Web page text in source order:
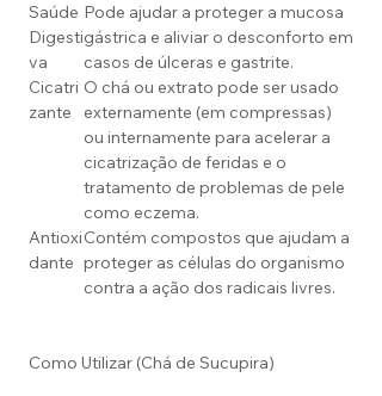
Saúde
Digesti
va
Pode ajudar a proteger a mucosa
gástrica e aliviar o desconforto em
casos de úlceras e gastrite.
Cicatri
zante
O chá ou extrato pode ser usado
externamente (em compressas)
ou internamente para acelerar a
cicatrização de feridas e o
tratamento de problemas de pele
como eczema.
Antioxi
dante
Contém compostos que ajudam a
proteger as células do organismo
contra a ação dos radicais livres.
Como Utilizar (Chá de Sucupira)